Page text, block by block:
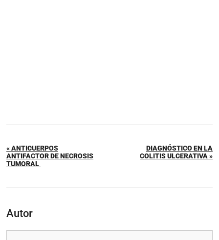
« ANTICUERPOS
ANTIFACTOR DE NECROSIS
TUMORAL
DIAGNÓSTICO EN LA
COLITIS ULCERATIVA »
Autor